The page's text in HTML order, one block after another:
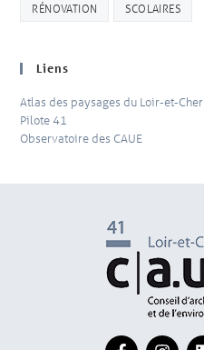
RÉNOVATION SCOLAIRES
Liens
Atlas des paysages du Loir-et-Cher
Pilote 41
Observatoire des CAUE